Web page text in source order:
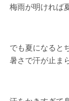
梅雨が明ければ
でも夏になると
暑さで汗が止ま